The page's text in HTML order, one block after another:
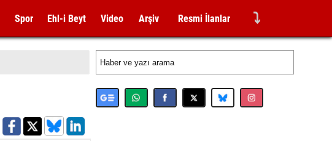
Spor Ehl-i Beyt Video Arşiv Resmi İlanlar ⤵